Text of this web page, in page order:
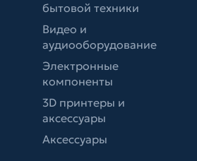
бытовой техники
Видео и
аудиооборудование
Электронные
компоненты
3D принтеры и
аксессуары
Аксессуары